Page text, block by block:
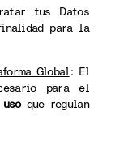
tus Datos
para la
Global: El
para el
que regulan